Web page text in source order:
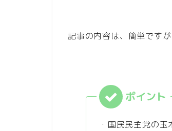
記事の内容は、簡単ですが
・国民民主党の